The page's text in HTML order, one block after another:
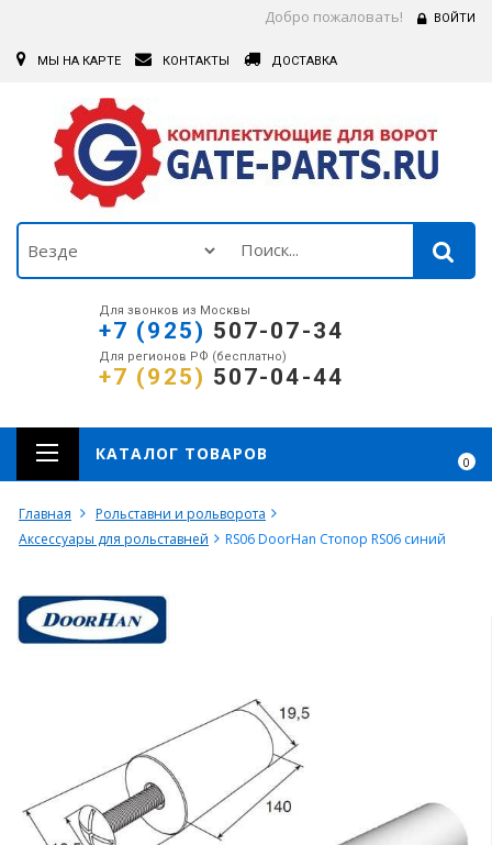
Добро пожаловать! ВОЙТИ
МЫ НА КАРТЕ КОНТАКТЫ ДОСТАВКА
Для звонков из Москвы
+7 (925) 507-07-34
Для регионов РФ (бесплатно)
+7 (925) 507-04-44
0
КАТАЛОГ ТОВАРОВ
Главная
Рольставни и рольворота
Аксессуары для рольставней
RS06 DoorHan Стопор RS06 синий